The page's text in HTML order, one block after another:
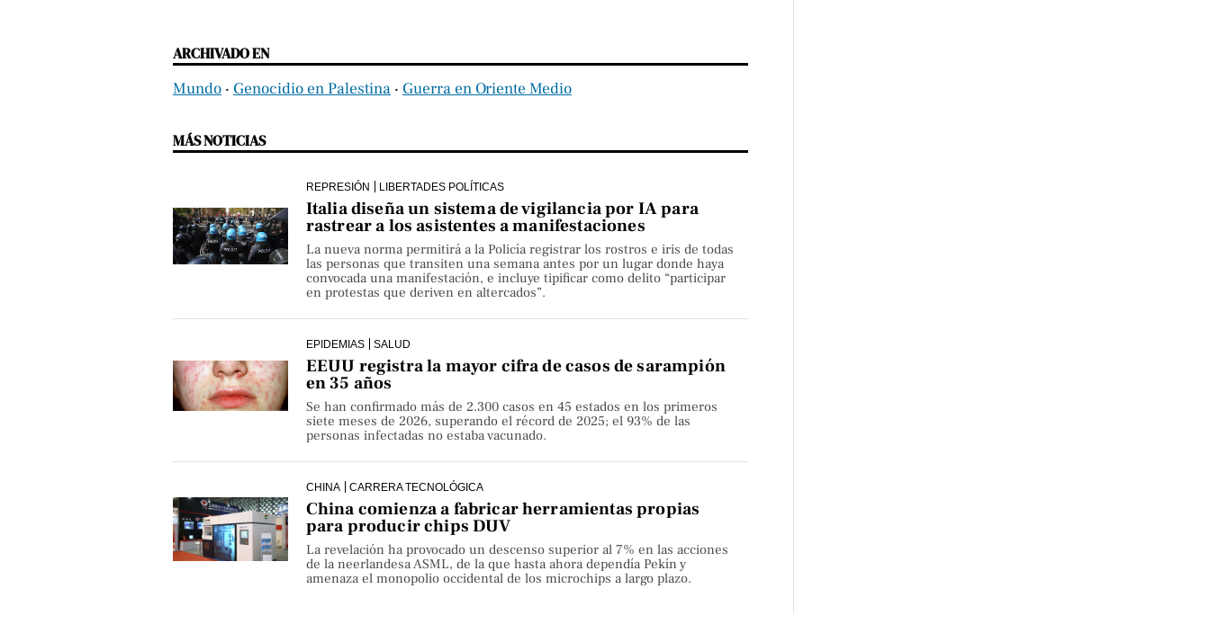
ARCHIVADO EN
Mundo ‧ Genocidio en Palestina ‧ Guerra en Oriente Medio
MÁS NOTICIAS
REPRESIÓN LIBERTADES POLÍTICAS
Italia diseña un sistema de vigilancia por IA para
rastrear a los asistentes a manifestaciones
La nueva norma permitirá a la Policía registrar los rostros e iris de todas
las personas que transiten una semana antes por un lugar donde haya
convocada una manifestación, e incluye tipificar como delito “participar
en protestas que deriven en altercados”.
EPIDEMIAS SALUD
EEUU registra la mayor cifra de casos de sarampión
en 35 años
Se han confirmado más de 2.300 casos en 45 estados en los primeros
siete meses de 2026, superando el récord de 2025; el 93% de las
personas infectadas no estaba vacunado.
CHINA CARRERA TECNOLÓGICA
China comienza a fabricar herramientas propias
para producir chips DUV
La revelación ha provocado un descenso superior al 7% en las acciones
de la neerlandesa ASML, de la que hasta ahora dependía Pekín y
amenaza el monopolio occidental de los microchips a largo plazo.